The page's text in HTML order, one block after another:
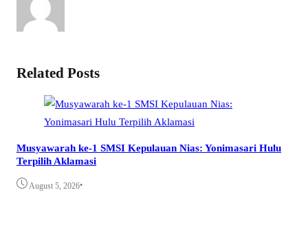
Related Posts
Musyawarah ke-1 SMSI Kepulauan Nias: Yonimasari Hulu
Terpilih Aklamasi
August 5, 2026•